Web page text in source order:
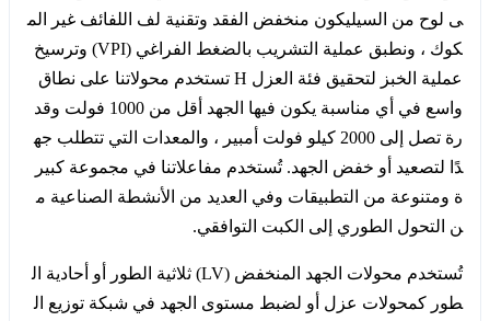
ى لوح من السيليكون منخفض الفقد وتقنية لف اللفائف غير الم
كوك ، ونطبق عملية التشريب بالضغط الفراغي (VPI) وترسيخ
عملية الخبز لتحقيق فئة العزل H تستخدم محولاتنا على نطاق
واسع في أي مناسبة يكون فيها الجهد أقل من 1000 فولت وقد
رة تصل إلى 2000 كيلو فولت أمبير ، والمعدات التي تتطلب جه
دًا لتصعيد أو خفض الجهد. تُستخدم مفاعلاتنا في مجموعة كبير
ة ومتنوعة من التطبيقات وفي العديد من الأنشطة الصناعية م
ن التحول الطوري إلى الكبت التوافقي.
تُستخدم محولات الجهد المنخفض (LV) ثلاثية الطور أو أحادية ال
طور كمحولات عزل أو لضبط مستوى الجهد في شبكة توزيع ال